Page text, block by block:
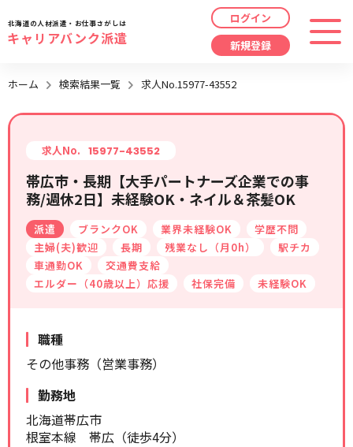
職種 指定なし
給与 時給/日給/月給から選択
こだわり 指定なし
リセット
最近見た求人
最近利用した検索条件
検索履歴はありません。
北海道の人材派遣・お仕事さがしは
キャリアバンク派遣
ログイン
新規登録
ホーム 検索結果一覧 求人No.15977-43552
求人No. 15977-43552
帯広市・長期【大手パートナーズ企業での事
務/週休2日】未経験OK・ネイル＆茶髪OK
派遣 ブランクOK 業界未経験OK
学歴不問
主婦(夫)歓迎
長期 残業なし（月0h）
駅チカ
車通勤OK
交通費支給
エルダー（40歳以上）応援
社保完備 未経験OK
職種
その他事務（営業事務）
勤務地
北海道帯広市
根室本線 帯広（徒歩4分）